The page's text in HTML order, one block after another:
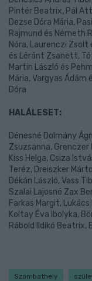
Pintér Beatrix, Pál
Dezse Dóra Mária,
Rajmund és Németh
Nóra, Laurenczi
és Léránt Zsanett,
Martin László és
Mária, Vargyas Ádám
Dóra
HALÁLESET:
Dénesné Dolmány
Zsuzsanna,
Kiss Helga, Csiza
Teréz, Dreiszker
Dékán László, Vass
Szalai Lajosné Zax
Farkas Margit,
Koltay Éva Ibolyka,
Rábold Ildikó Beatrix,
Szombathely